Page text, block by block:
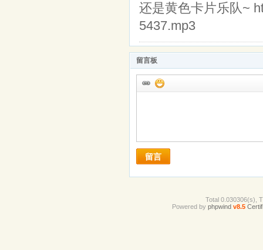
还是黄色卡片乐队~
5437.mp3
留言板
留言
Total 0.030306(s),
Powered by phpwind v8.5